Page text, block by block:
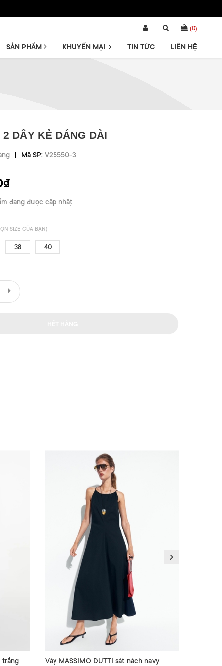
(0)
SẢN PHẨM KHUYẾN MẠI TIN TỨC LIÊN HỆ
DÂY KẺ DÁNG DÀI
| Mã SP: V25550-3
đang được cập nhật
SIZE CỦA BẠN)
38 40
trắng
Váy MASSIMO DUTTI sát nách navy